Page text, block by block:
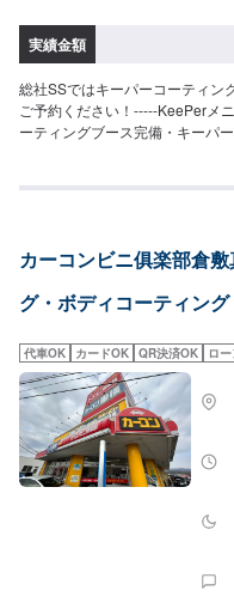
（作業時間：3〜8時間）＞自然
れがつきにくい施工です。ノー
円（Mサイズ）93,200円（Lサ
サイズ）＜EXキーパー（作業時
（新車以外は別途料金で研磨作
久！（メンテありで6年耐久）
ビスがございます。詳細は来店
ィングオプション＞＞◉鉄粉取
す。⚪︎施工価格（車サイズ）
円（Mサイズ）3,620円（Lサイ
きれいに除去します。（洗車ま
としできれいに取ることが可能
などの樹液を、きれいに取りま
あります）◉石灰のシミ取り工
汚れがこびりつきます。（コー
によって別途お見積り。◉花粉の
っておくとなくなることがほと
4,180円（LLサイズ）4,730円（
ルクリーニング（作業時間：10
実績金額
総社SSではキーパーコーティン
ご予約ください！-----KeePerメ
ーティングブース完備・キーパ
20,400円M：22,800円L：
30,900円M：33,300円L：
途料金【ダイヤモンドキーパ
度のメンテナンスで5年)）強い
LL：74,400円XL：95,200円※鏡
す）New!!【ダイヤⅡキーパー】
度のメンテナンスで6年)）ダイ
持ちながらも、金額はWダイヤ
最新ハイエンドコーティングで
L：78,600円LL：85,400円XL：
工料金に含みます）【Wダイヤ
イヤモンドキーパーよりさらに
間：4〜8時間、耐久：3年(2年
カーコンビニ俱楽部倉
グ・ボディコーティング
代車OK カードOK QR決済OK ロ